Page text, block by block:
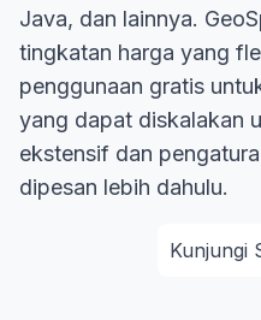
Java, dan lainnya.
tingkatan harga yang
penggunaan gratis
yang dapat diskalakan
ekstensif dan
dipesan lebih dahulu.
Kunjungi